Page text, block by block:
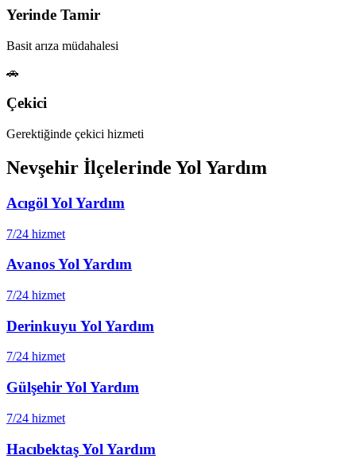
Yerinde Tamir
Basit arıza müdahalesi
🚗
Çekici
Gerektiğinde çekici hizmeti
Nevşehir İlçelerinde Yol Yardım
Acıgöl Yol Yardım
7/24 hizmet
AvanosYol Yardım
7/24 hizmet
Derinkuyu Yol Yardım
7/24 hizmet
GülşehirYol Yardım
7/24 hizmet
HacıbektaşYol Yardım